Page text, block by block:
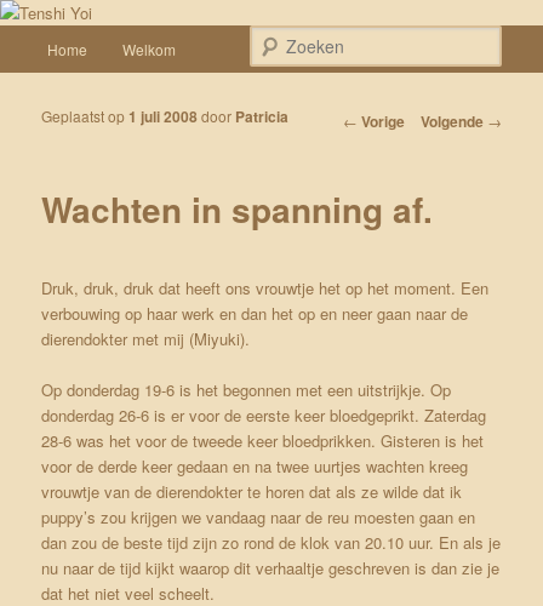
Spring naar de primaire inhoud
Tenshi Yoi
Een weblog over onze Shiba’s (Keiko, Rontu, Miyuki, Tatsu en Yumi)
Home Welkom
Bericht navigatie
← Vorige Volgende →
Wachten in spanning af.
Geplaatst op 1 juli 2008door Patricia
Druk, druk, druk dat heeft ons vrouwtje het op het moment. Een
verbouwing op haar werk en dan het op en neer gaan naar de
dierendokter met mij (Miyuki).
Op donderdag 19-6 is het begonnen met een uitstrijkje. Op
donderdag 26-6 is er voor de eerste keer bloedgeprikt. Zaterdag
28-6 was het voor de tweede keer bloedprikken. Gisteren is het
voor de derde keer gedaan en na twee uurtjes wachten kreeg
vrouwtje van de dierendokter te horen dat als ze wilde dat ik
puppy’s zou krijgen we vandaag naar de reu moesten gaan en
dan zou de beste tijd zijn zo rond de klok van 20.10 uur. En als je
nu naar de tijd kijkt waarop dit verhaaltje geschreven is dan zie je
dat het niet veel scheelt.